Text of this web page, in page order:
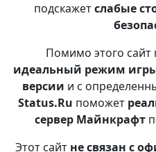
подскажетслабые
Помимо этого
идеальный режим
версии и с
Status.Ru поможет
сервер Майнкрафт
Этот сайт не связан с